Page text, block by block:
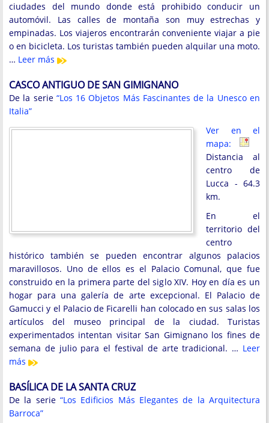
ciudades del mundo donde está prohibido conducir un
automóvil. Las calles de montaña son muy estrechas y
empinadas. Los viajeros encontrarán conveniente viajar a pie
o en bicicleta. Los turistas también pueden alquilar una moto.
… Leer más
CASCO ANTIGUO DE SAN GIMIGNANO
De la serie “Los 16 Objetos Más Fascinantes de la Unesco en
Italia”
Ver en el
mapa:
Distancia al
centro de
Lucca - 64.3
km.
En el
territorio del
centro
histórico también se pueden encontrar algunos palacios
maravillosos. Uno de ellos es el Palacio Comunal, que fue
construido en la primera parte del siglo XIV. Hoy en día es un
hogar para una galería de arte excepcional. El Palacio de
Gamucci y el Palacio de Ficarelli han colocado en sus salas los
artículos del museo principal de la ciudad. Turistas
experimentados intentan visitar San Gimignano los fines de
semana de julio para el festival de arte tradicional. … Leer
más
BASÍLICA DE LA SANTA CRUZ
De la serie “Los Edificios Más Elegantes de la Arquitectura
Barroca”